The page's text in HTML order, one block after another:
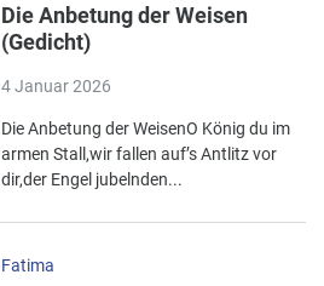
Die Anbetung der Weisen
(Gedicht)
4 Januar 2026
Die Anbetung der WeisenO König du im
armen Stall,wir fallen auf’s Antlitz vor
dir,der Engel jubelnden...
Fatima